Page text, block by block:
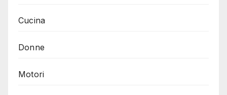
Cucina
Donne
Motori